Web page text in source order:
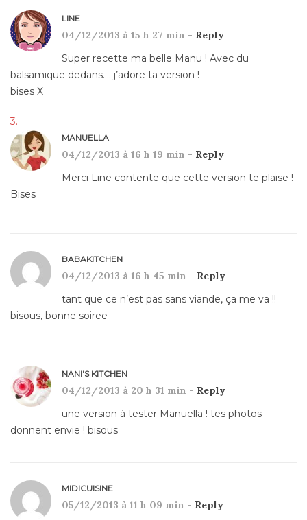
LINE
04/12/2013 à 15 h 27 min - Reply
Super recette ma belle Manu ! Avec du
balsamique dedans…. j’adore ta version !
bises X
MANUELLA
04/12/2013 à 16 h 19 min - Reply
Merci Line contente que cette version te plaise !
Bises
BABAKITCHEN
04/12/2013 à 16 h 45 min - Reply
tant que ce n’est pas sans viande, ça me va !!
bisous, bonne soiree
NANI'S KITCHEN
04/12/2013 à 20 h 31 min - Reply
une version à tester Manuella ! tes photos
donnent envie ! bisous
MIDICUISINE
05/12/2013 à 11 h 09 min - Reply